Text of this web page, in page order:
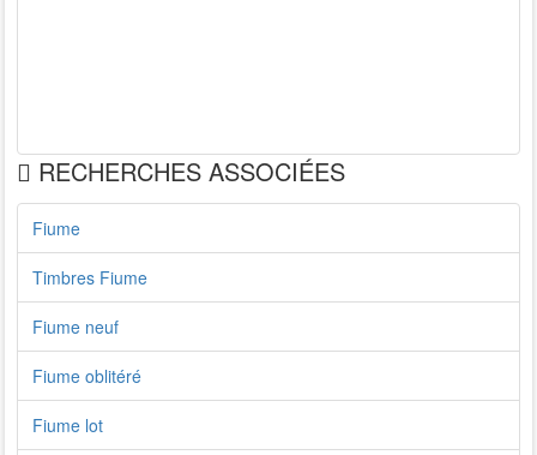
RECHERCHES ASSOCIÉES
Fiume
Timbres Fiume
Fiume neuf
Fiume oblitéré
Fiume lot